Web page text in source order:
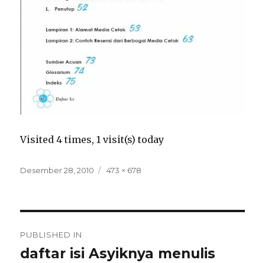
Visited 4 times, 1 visit(s) today
Posted
Desember 28, 2010
Full
473 × 678
pos
PUBLISHED IN
daftar isi Asyiknya menulis